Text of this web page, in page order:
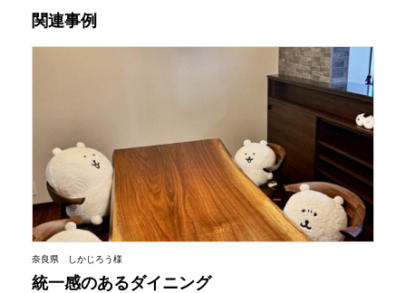
関連事例
奈良県 しかじろう様
統一感のあるダイニング